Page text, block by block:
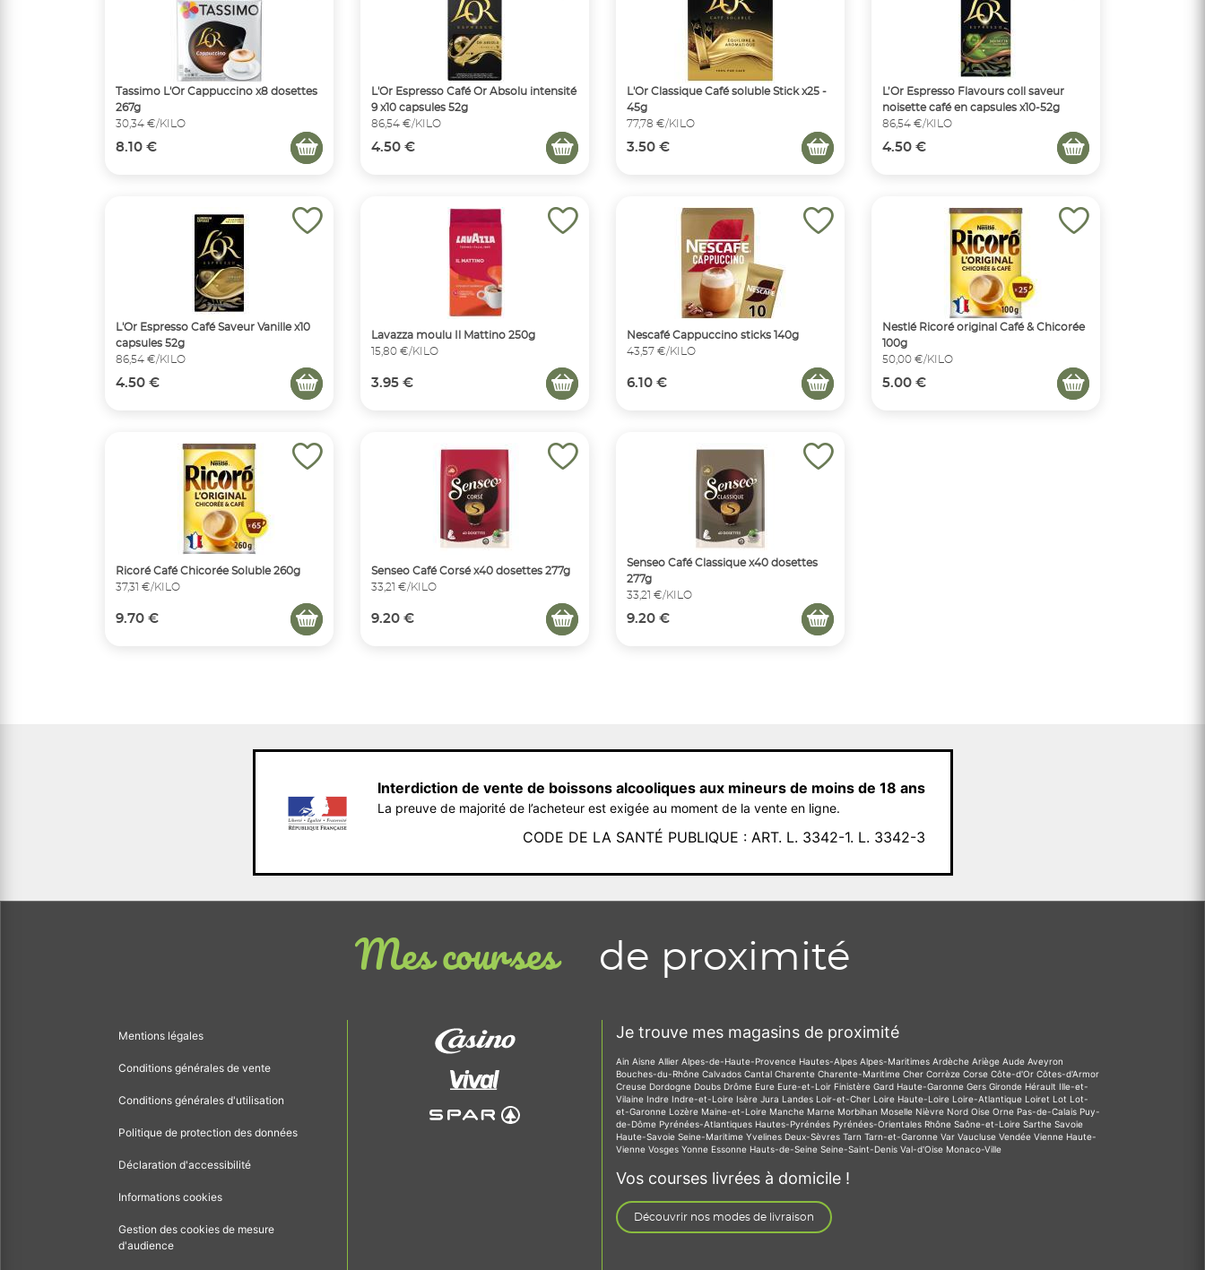
Tassimo L'Or Cappuccino x8 dosettes
267g
30,34 €/KILO
8.10 €
L'Or Espresso Café Or Absolu intensité
9 x10 capsules 52g
86,54 €/KILO
4.50 €
L'Or Classique Café soluble Stick x25 -
45g
77,78 €/KILO
3.50 €
L’Or Espresso Flavours coll saveur
noisette café en capsules x10-52g
86,54 €/KILO
4.50 €
L'Or Espresso Café Saveur Vanille x10
capsules 52g
86,54 €/KILO
4.50 €
Lavazza moulu Il Mattino 250g
15,80 €/KILO
3.95 €
Nescafé Cappuccino sticks 140g
43,57 €/KILO
6.10 €
Nestlé Ricoré original Café & Chicorée
100g
50,00 €/KILO
5.00 €
Ricoré Café Chicorée Soluble 260g
37,31 €/KILO
9.70 €
Senseo Café Corsé x40 dosettes 277g
33,21 €/KILO
9.20 €
Senseo Café Classique x40 dosettes
277g
33,21 €/KILO
9.20 €
Interdiction de vente de boissons alcooliques aux mineurs de moins de 18 ans
La preuve de majorité de l’acheteur est exigée au moment de la vente en ligne.
CODE DE LA SANTÉ PUBLIQUE : ART. L. 3342-1. L. 3342-3
Mes courses de proximité
Mentions légales
Conditions générales de vente
Conditions générales d'utilisation
Politique de protection des données
Déclaration d'accessibilité
Informations cookies
Gestion des cookies de mesure
d'audience
Je trouve mes magasins de proximité
Ain Aisne Allier Alpes-de-Haute-Provence Hautes-Alpes Alpes-Maritimes Ardèche Ariège Aude Aveyron
Bouches-du-Rhône Calvados Cantal Charente Charente-Maritime Cher Corrèze Corse Côte-d'Or Côtes-d'Armor
Creuse Dordogne Doubs Drôme Eure Eure-et-Loir Finistère Gard Haute-Garonne Gers Gironde Hérault Ille-et-
Vilaine Indre Indre-et-Loire Isère Jura Landes Loir-et-Cher Loire Haute-Loire Loire-Atlantique Loiret Lot Lot-
et-Garonne Lozère Maine-et-Loire Manche Marne Morbihan Moselle Nièvre Nord Oise Orne Pas-de-Calais Puy-
de-Dôme Pyrénées-Atlantiques Hautes-Pyrénées Pyrénées-Orientales Rhône Saône-et-Loire Sarthe Savoie
Haute-Savoie Seine-Maritime Yvelines Deux-Sèvres Tarn Tarn-et-Garonne Var Vaucluse Vendée Vienne Haute-
Vienne Vosges Yonne Essonne Hauts-de-Seine Seine-Saint-Denis Val-d'Oise Monaco-Ville
Vos courses livrées à domicile !
Découvrir nos modes de livraison